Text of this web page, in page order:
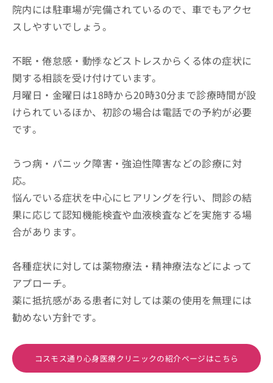
院内には駐車場が完備されているので、車でもアクセ
スしやすいでしょう。
不眠・倦怠感・動悸などストレスからくる体の症状に
関する相談を受け付けています。
月曜日・金曜日は18時から20時30分まで診療時間が設
けられているほか、初診の場合は電話での予約が必要
です。
うつ病・パニック障害・強迫性障害などの診療に対
応。
悩んでいる症状を中心にヒアリングを行い、問診の結
果に応じて認知機能検査や血液検査などを実施する場
合があります。
各種症状に対しては薬物療法・精神療法などによって
アプローチ。
薬に抵抗感がある患者に対しては薬の使用を無理には
勧めない方針です。
コスモス通り心身医療クリニックの紹介ページはこちら